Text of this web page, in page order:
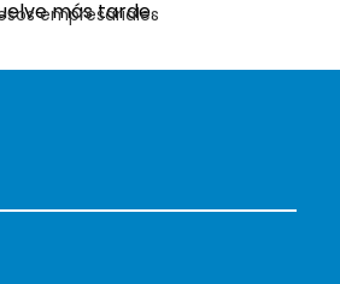
empresariales
más tarde.